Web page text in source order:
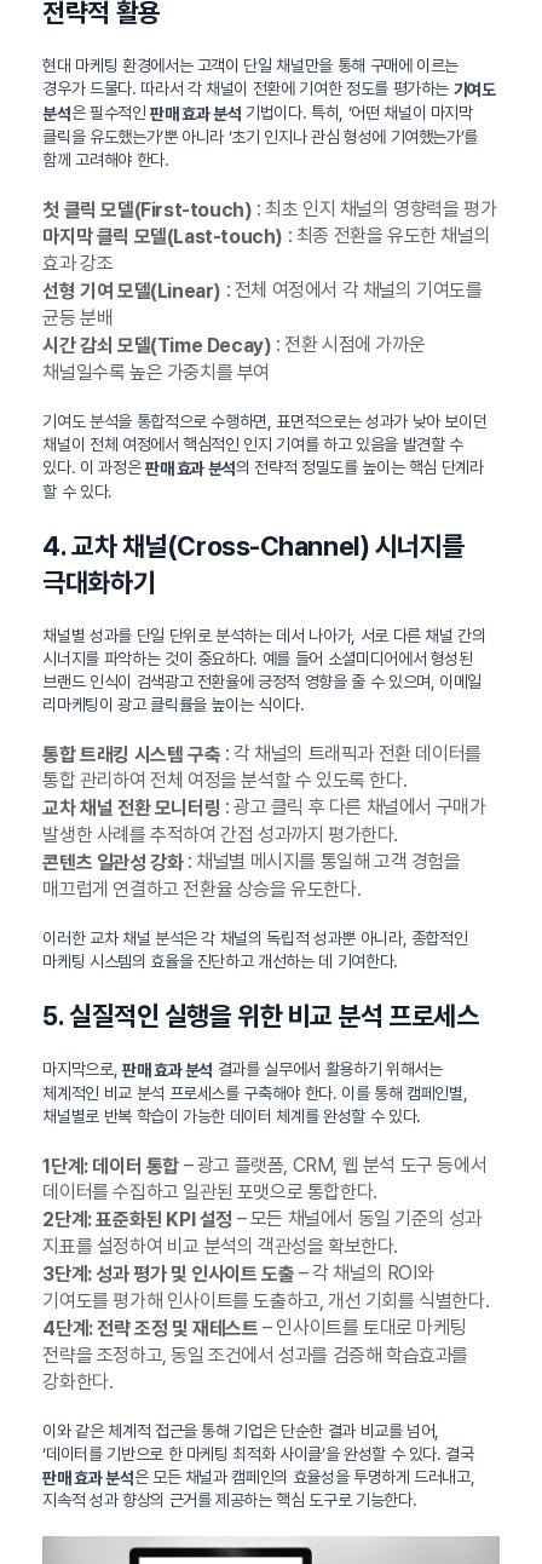
전략적 활용
현대 마케팅 환경에서는 고객이 단일 채널만을 통해 구매에 이르는
경우가 드물다. 따라서 각 채널이 전환에 기여한 정도를 평가하는 기여도
분석은 필수적인판매 효과 분석 기법이다. 특히, ‘어떤 채널이 마지막
클릭을 유도했는가’뿐 아니라 ‘초기 인지나 관심 형성에 기여했는가’를
함께 고려해야 한다.
첫 클릭 모델(First-touch) : 최초 인지 채널의 영향력을 평가
마지막 클릭 모델(Last-touch) : 최종 전환을 유도한 채널의
효과 강조
선형 기여 모델(Linear) : 전체 여정에서 각 채널의 기여도를
균등 분배
시간 감쇠 모델(Time Decay) : 전환 시점에 가까운
채널일수록 높은 가중치를 부여
기여도 분석을 통합적으로 수행하면, 표면적으로는 성과가 낮아 보이던
채널이 전체 여정에서 핵심적인 인지 기여를 하고 있음을 발견할 수
있다. 이 과정은판매 효과 분석의 전략적 정밀도를 높이는 핵심 단계라
할 수 있다.
4. 교차 채널(Cross-Channel) 시너지를
극대화하기
채널별 성과를 단일 단위로 분석하는 데서 나아가, 서로 다른 채널 간의
시너지를 파악하는 것이 중요하다. 예를 들어 소셜미디어에서 형성된
브랜드 인식이 검색광고 전환율에 긍정적 영향을 줄 수 있으며, 이메일
리마케팅이 광고 클릭률을 높이는 식이다.
통합 트래킹 시스템 구축 : 각 채널의 트래픽과 전환 데이터를
통합 관리하여 전체 여정을 분석할 수 있도록 한다.
교차 채널 전환 모니터링 : 광고 클릭 후 다른 채널에서 구매가
발생한 사례를 추적하여 간접 성과까지 평가한다.
콘텐츠 일관성 강화: 채널별 메시지를 통일해 고객 경험을
매끄럽게 연결하고 전환율 상승을 유도한다.
이러한 교차 채널 분석은 각 채널의 독립적 성과뿐 아니라, 종합적인
마케팅 시스템의 효율을 진단하고 개선하는 데 기여한다.
5. 실질적인 실행을 위한 비교 분석 프로세스
마지막으로, 판매 효과 분석 결과를 실무에서 활용하기 위해서는
체계적인 비교 분석 프로세스를 구축해야 한다. 이를 통해 캠페인별,
채널별로 반복 학습이 가능한 데이터 체계를 완성할 수 있다.
1단계: 데이터 통합– 광고 플랫폼, CRM, 웹 분석 도구 등에서
데이터를 수집하고 일관된 포맷으로 통합한다.
2단계: 표준화된 KPI 설정 – 모든 채널에서 동일 기준의 성과
지표를 설정하여 비교 분석의 객관성을 확보한다.
3단계: 성과 평가 및 인사이트 도출 – 각 채널의 ROI와
기여도를 평가해 인사이트를 도출하고, 개선 기회를 식별한다.
4단계: 전략 조정 및 재테스트 – 인사이트를 토대로 마케팅
전략을 조정하고, 동일 조건에서 성과를 검증해 학습효과를
강화한다.
이와 같은 체계적 접근을 통해 기업은 단순한 결과 비교를 넘어,
‘데이터를 기반으로 한 마케팅 최적화 사이클’을 완성할 수 있다. 결국
판매 효과 분석은 모든 채널과 캠페인의 효율성을 투명하게 드러내고,
지속적 성과 향상의 근거를 제공하는 핵심 도구로 기능한다.